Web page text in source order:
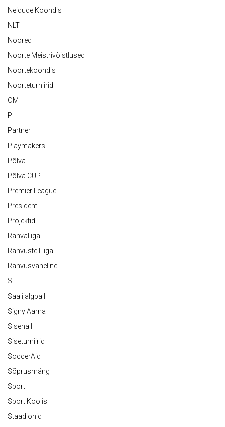
Neidude Koondis
NLT
Noored
Noorte Meistrivõistlused
Noortekoondis
Noorteturniirid
OM
P
Partner
Playmakers
Põlva
Põlva CUP
Premier League
President
Projektid
Rahvaliiga
Rahvuste Liiga
Rahvusvaheline
S
Saalijalgpall
Signy Aarna
Sisehall
Siseturniirid
SoccerAid
Sõprusmäng
Sport
Sport Koolis
Staadionid